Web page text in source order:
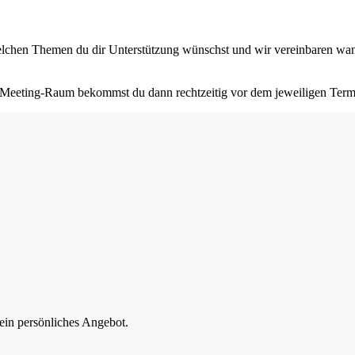
Themen du dir Unterstützung wünschst und wir vereinbaren
Raum bekommst du dann rechtzeitig vor dem jeweiligen
persönliches Angebot.